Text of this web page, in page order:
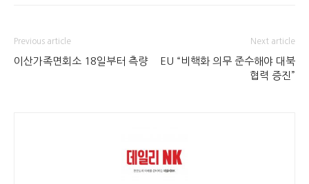
Previous article
이산가족면회소 18일부터 측량
Next article
EU “비핵화 의무 준수해야 대북
협력 증진”